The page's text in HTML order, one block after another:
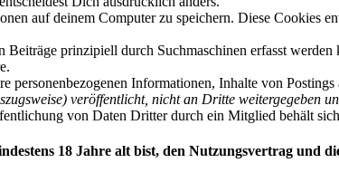
auf deinem Computer zu speichern. Diese Cookies
prinzipiell durch Suchmaschinen erfasst
personenbezogenen Informationen, Inhalte von
veröffentlicht, nicht an Dritte weitergegeben
von Daten Dritter durch ein Mitglied behält
18 Jahre alt bist, den Nutzungsvertrag und